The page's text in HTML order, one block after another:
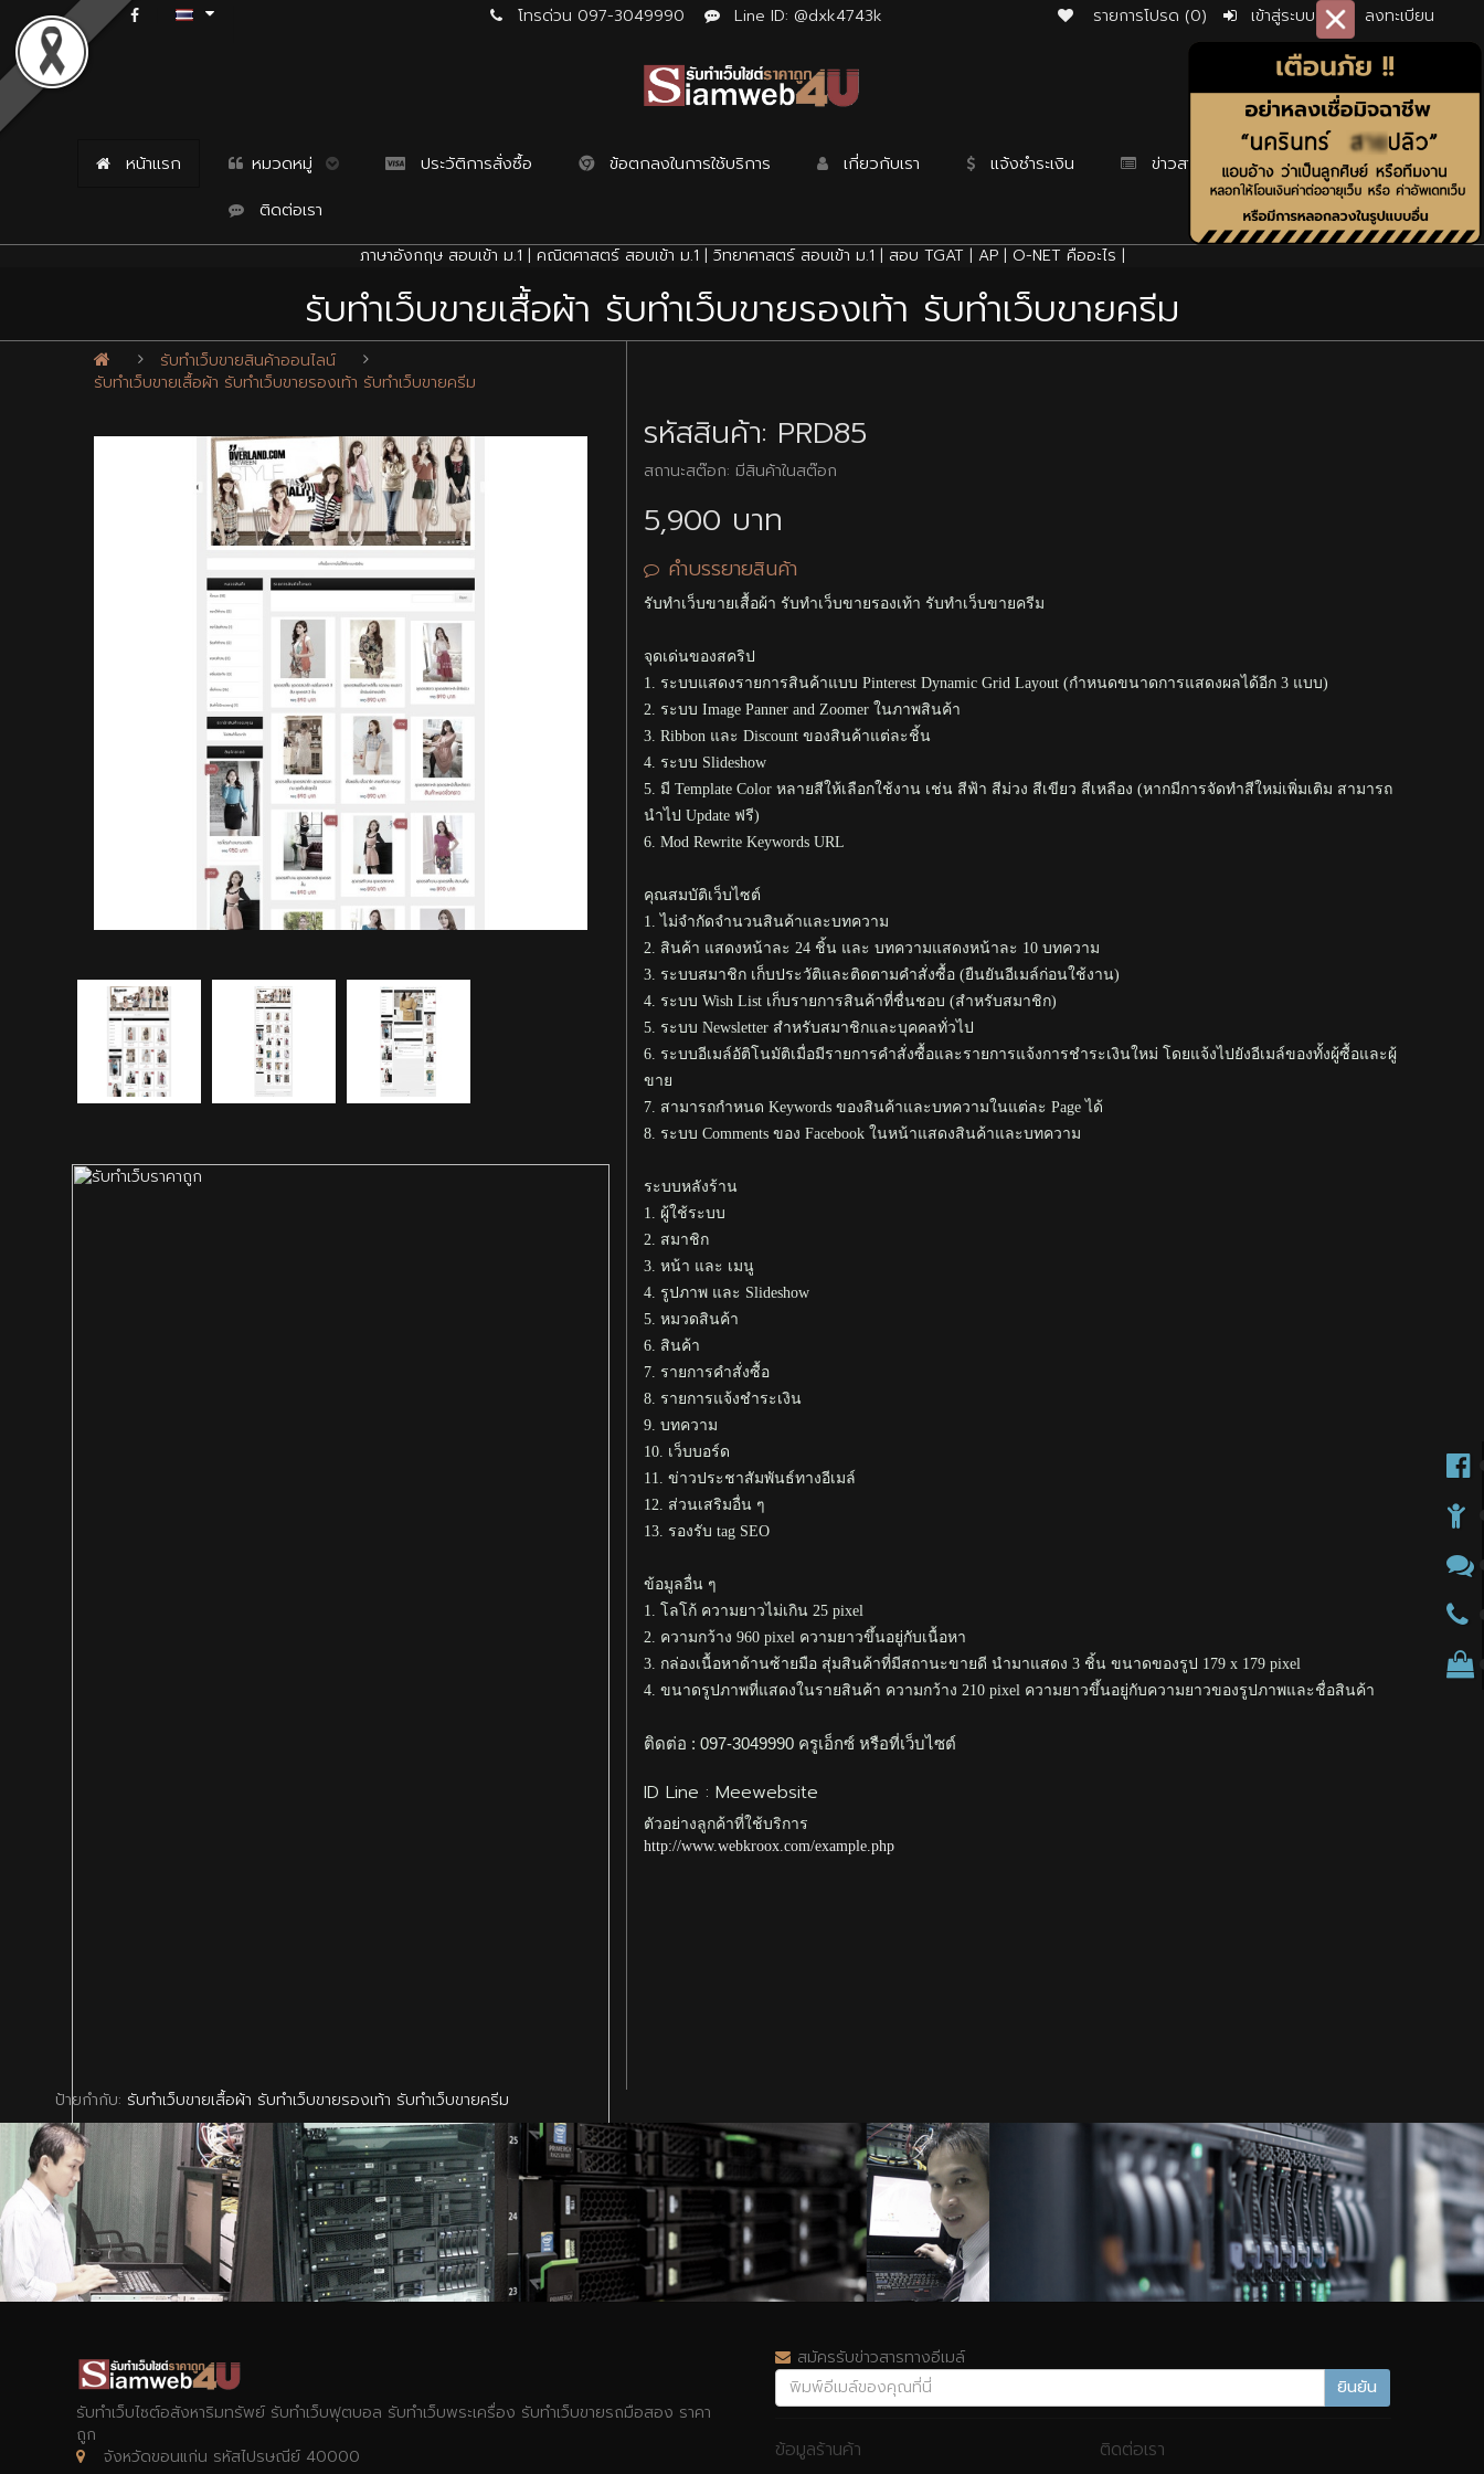
โทรด่วน 097-3049990 Line ID: @dxk4743k รายการโปรด (0) เข้าสู่ระบบ ลงทะเบียน
หน้าแรก หมวดหมู่ ประวัติการสั่งซื้อ ข้อตกลงในการใช้บริการ เกี่ยวกับเรา แจ้งชำระเงิน
ข่าวสาร
ติดต่อเรา
ภาษาอังกฤษ สอบเข้า ม.1 | คณิตศาสตร์ สอบเข้า ม.1 | วิทยาศาสตร์ สอบเข้า ม.1 | สอบ TGAT | AP| O-NET คืออะไร |
รับทำเว็บขายเสื้อผ้า รับทำเว็บขายรองเท้า รับทำเว็บขายครีม
รับทำเว็บขายสินค้าออนไลน์
รับทำเว็บขายเสื้อผ้า รับทำเว็บขายรองเท้า รับทำเว็บขายครีม
รหัสสินค้า: PRD85
สถานะสต๊อก: มีสินค้าในสต๊อก
5,900 บาท
เขียนรีวิว
คำบรรยายสินค้า
รับทำเว็บขายเสื้อผ้า รับทำเว็บขายรองเท้า รับทำเว็บขายครีม
จุดเด่นของสคริป
1. ระบบแสดงรายการสินค้าแบบ Pinterest Dynamic Grid Layout (กำหนดขนาดการแสดงผลได้อีก 3 แบบ)
2. ระบบ Image Panner and Zoomer ในภาพสินค้า
3. Ribbon และ Discount ของสินค้าแต่ละชิ้น
4. ระบบ Slideshow
5. มี Template Color หลายสีให้เลือกใช้งาน เช่น สีฟ้า สีม่วง สีเขียว สีเหลือง (หากมีการจัดทำสีใหม่เพิ่มเติม สามารถ
นำไป Update ฟรี)
6. Mod Rewrite Keywords URL
คุณสมบัติเว็บไซต์
1. ไม่จำกัดจำนวนสินค้าและบทความ
2. สินค้า แสดงหน้าละ 24 ชิ้น และ บทความแสดงหน้าละ 10 บทความ
3. ระบบสมาชิก เก็บประวัติและติดตามคำสั่งซื้อ (ยืนยันอีเมล์ก่อนใช้งาน)
4. ระบบ Wish List เก็บรายการสินค้าที่ชื่นชอบ (สำหรับสมาชิก)
5. ระบบ Newsletter สำหรับสมาชิกและบุคคลทั่วไป
6. ระบบอีเมล์อัติโนมัติเมื่อมีรายการคำสั่งซื้อและรายการแจ้งการชำระเงินใหม่ โดยแจ้งไปยังอีเมล์ของทั้งผู้ซื้อและผู้
ขาย
7. สามารถกำหนด Keywords ของสินค้าและบทความในแต่ละ Page ได้
8. ระบบ Comments ของ Facebook ในหน้าแสดงสินค้าและบทความ
ระบบหลังร้าน
1. ผู้ใช้ระบบ
2. สมาชิก
3. หน้า และ เมนู
4. รูปภาพ และ Slideshow
5. หมวดสินค้า
6. สินค้า
7. รายการคำสั่งซื้อ
8. รายการแจ้งชำระเงิน
9. บทความ
10. เว็บบอร์ด
11. ข่าวประชาสัมพันธ์ทางอีเมล์
12. ส่วนเสริมอื่น ๆ
13. รองรับ tag SEO
ข้อมูลอื่น ๆ
1. โลโก้ ความยาวไม่เกิน 25 pixel
2. ความกว้าง 960 pixel ความยาวขึ้นอยู่กับเนื้อหา
3. กล่องเนื้อหาด้านซ้ายมือ สุ่มสินค้าที่มีสถานะขายดี นำมาแสดง 3 ชิ้น ขนาดของรูป 179 x 179 pixel
4. ขนาดรูปภาพที่แสดงในรายสินค้า ความกว้าง 210 pixel ความยาวขึ้นอยู่กับความยาวของรูปภาพและชื่อสินค้า
ติดต่อ : 097-3049990 ครูเอ็กซ์ หรือที่เว็บไซต์
ID Line : Meewebsite
ตัวอย่างลูกค้าที่ใช้บริการ
http://www.webkroox.com/example.php
ป้ายกำกับ: รับทำเว็บขายเสื้อผ้า รับทำเว็บขายรองเท้า รับทำเว็บขายครีม
รับทำเว็บไซต์อสังหาริมทรัพย์ รับทำเว็บฟุตบอล รับทำเว็บพระเครื่อง รับทำเว็บขายรถมือสอง ราคา
ถูก
จังหวัดขอนแก่น รหัสไปรษณีย์ 40000
สมัครรับข่าวสารทางอีเมล์
ยินยัน
ข้อมูลร้านค้า ติดต่อเรา